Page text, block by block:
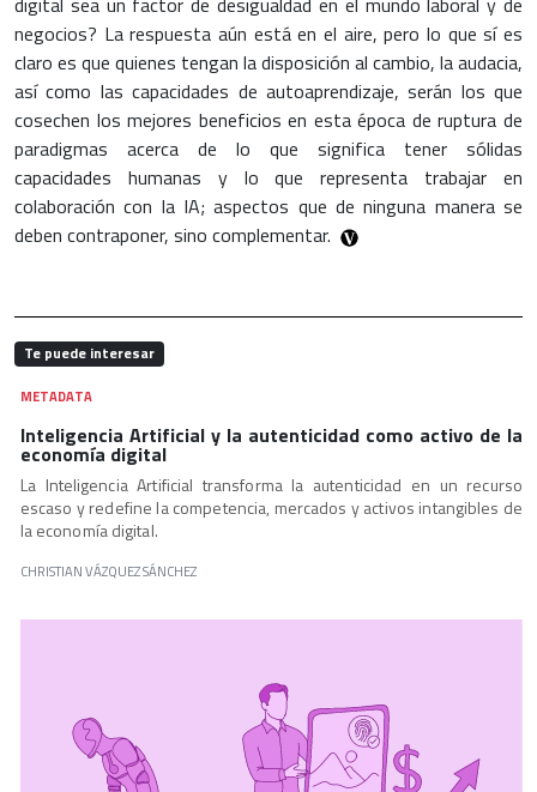
negocios? La respuesta aún está en el aire, pero lo que sí es
claro es que quienes tengan la disposición al cambio, la audacia,
así como las capacidades de autoaprendizaje, serán los que
cosechen los mejores beneficios en esta época de ruptura de
paradigmas acerca de lo que significa tener sólidas
capacidades humanas y lo que representa trabajar en
colaboración con la IA; aspectos que de ninguna manera se
deben contraponer, sino complementar.
Te puede interesar
METADATA
Inteligencia Artificial y la autenticidad como activo de la
economía digital
La Inteligencia Artificial transforma la autenticidad en un recurso
escaso y redefine la competencia, mercados y activos intangibles de
la economía digital.
CHRISTIAN VÁZQUEZ SÁNCHEZ